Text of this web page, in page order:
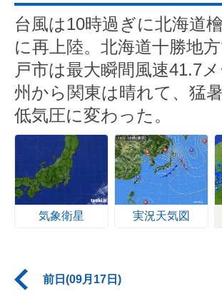
台風は10時過ぎに北海道
に再上陸。北海道十勝地
戸市は最大瞬間風速41.7
州から関東は晴れて、猛
低気圧に変わった。
気象衛星 実況天気図
前日(09月17日)